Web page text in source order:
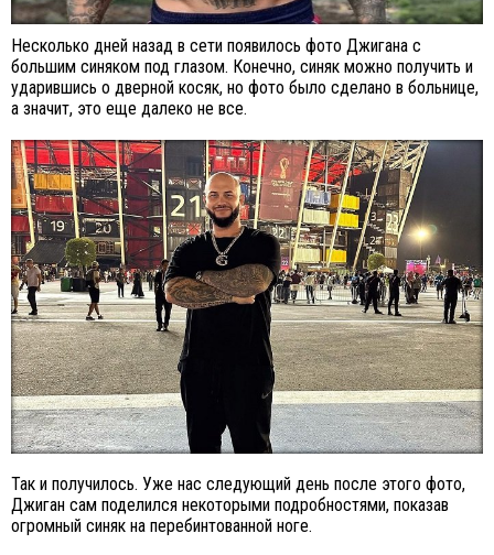
Несколько дней назад в сети появилось фото Джигана с
большим синяком под глазом. Конечно, синяк можно получить и
ударившись о дверной косяк, но фото было сделано в больнице,
а значит, это еще далеко не все.
Так и получилось. Уже нас следующий день после этого фото,
Джиган сам поделился некоторыми подробностями, показав
огромный синяк на перебинтованной ноге.